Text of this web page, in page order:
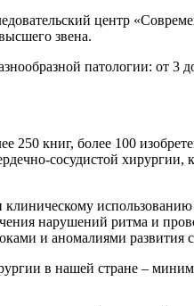
центр
звена.
патологии: от 3
книг, более 100
сосудистой хирургии,
нарушений ритма и
и аномалиями развития
в нашей стране –